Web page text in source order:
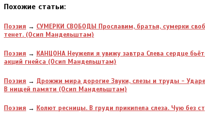
Похожие статьи:
Поэзия → СУМЕРКИ СВОБОДЫ Прославим, братья, сумерки
тенет. (Осип Мандельштам)
Поэзия → КАНЦОНА Неужели я увижу завтра Слева сердце
акций гнейса (Осип Мандельштам)
Поэзия → Дрожжи мира дорогие Звуки, слезы и труды -
В нищей памяти (Осип Мандельштам)
Поэзия → Колют ресницы. В груди прикипела слеза. Чую без